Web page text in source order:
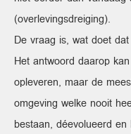
(overlevingsdreiging).
De vraag is, wat doet
Het antwoord daarop
opleveren, maar de
omgeving welke nooit
bestaan, déevolueerd